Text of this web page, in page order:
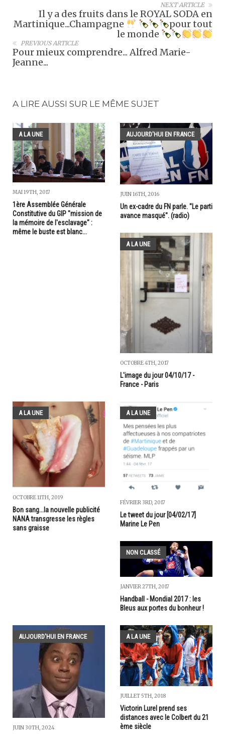
NEXT ARTICLE
Il y a des fruits dans le ROYAL SODA en
Martinique...Champagne
pour tout
le monde
PREVIOUS ARTICLE
Pour mieux comprendre... Alfred Marie-
Jeanne...
A LIRE AUSSI SUR LE MÊME SUJET
A LA UNE
MAI 19TH, 2017
1ère Assemblée Générale
Constitutive du GIP "mission de
la mémoire de l'esclavage" :
même le buste est blanc...
AUJOURD'HUI EN FRANCE
JUIN 16TH, 2016
Un ex-cadre du FN parle. "Le parti
avance masqué". (radio)
A LA UNE
OCTOBRE 4TH, 2017
L'image du jour 04/10/17 -
France - Paris
A LA UNE
OCTOBRE 11TH, 2019
Bon sang...la nouvelle publicité
NANA transgresse les règles
sans graisse
A LA UNE
FÉVRIER 3RD, 2017
Le tweet du jour [04/02/17]
Marine Le Pen
NON CLASSÉ
JANVIER 27TH, 2017
Handball - Mondial 2017 : les
Bleus aux portes du bonheur !
AUJOURD'HUI EN FRANCE
JUIN 30TH, 2024
A LA UNE
JUILLET 5TH, 2018
Victorin Lurel prend ses
distances avec le Colbert du 21
ème siècle